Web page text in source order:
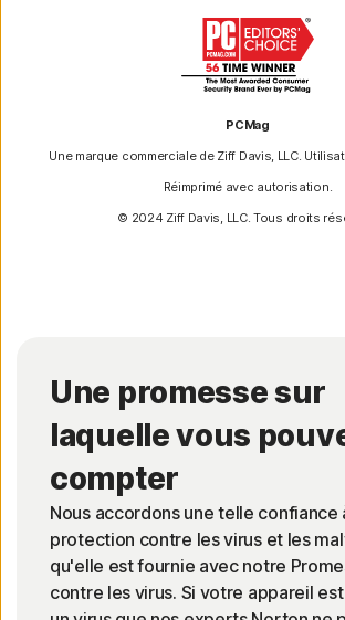
PCMag
Une marque commerciale de Ziff Davis, LLC.
Réimprimé avec autorisation.
© 2024 Ziff Davis, LLC. Tous droits
Une promesse sur
laquelle vous
compter
Nous accordons une telle confiance
protection contre les virus et les
qu'elle est fournie avec notre
contre les virus. Si votre appareil